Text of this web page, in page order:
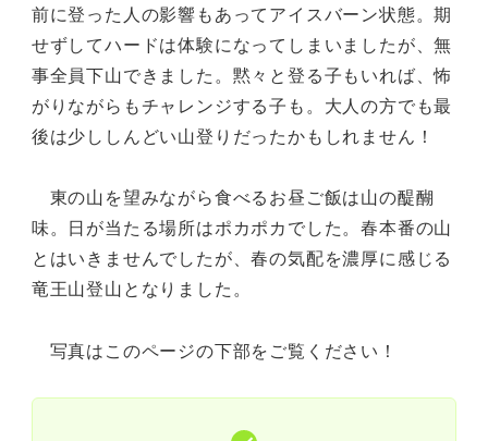
前に登った人の影響もあってアイスバーン状態。期
せずしてハードは体験になってしまいましたが、無
事全員下山できました。黙々と登る子もいれば、怖
がりながらもチャレンジする子も。大人の方でも最
後は少ししんどい山登りだったかもしれません！
東の山を望みながら食べるお昼ご飯は山の醍醐
味。日が当たる場所はポカポカでした。春本番の山
とはいきませんでしたが、春の気配を濃厚に感じる
竜王山登山となりました。
写真はこのページの下部をご覧ください！